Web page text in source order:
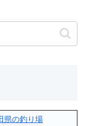
県の釣り場